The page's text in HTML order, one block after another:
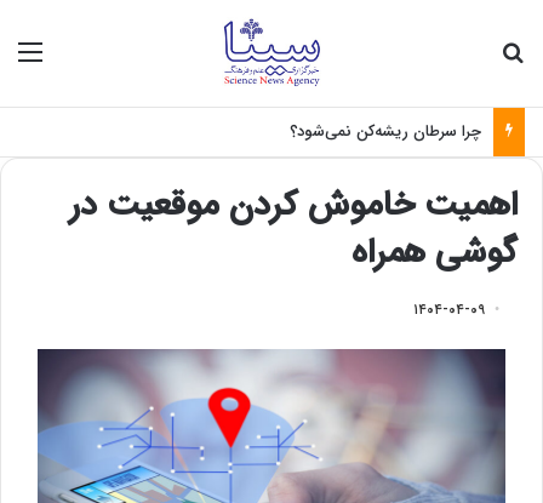
چرا سرطان ریشه‌کن نمی‌شود؟
اهمیت خاموش کردن موقعیت در
گوشی همراه
۱۴۰۴-۰۴-۰۹